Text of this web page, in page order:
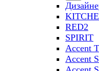
RED2
SPIRIT
Accent
Accent